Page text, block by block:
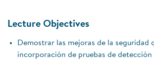
Lecture Objectives
Demostrar las mejoras de la seguridad
incorporación de pruebas de detección